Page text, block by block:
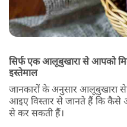
सिर्फ एक आलूबुखारा से आपको
इस्तेमाल
जानकारों के अनुसार आलूबुखारा
आइए विस्तार से जानते हैं कि
से कर सकती हैं।